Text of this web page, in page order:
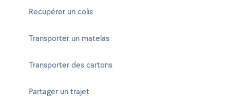
Recupérer un colis
Transporter un matelas
Transporter des cartons
Partager un trajet